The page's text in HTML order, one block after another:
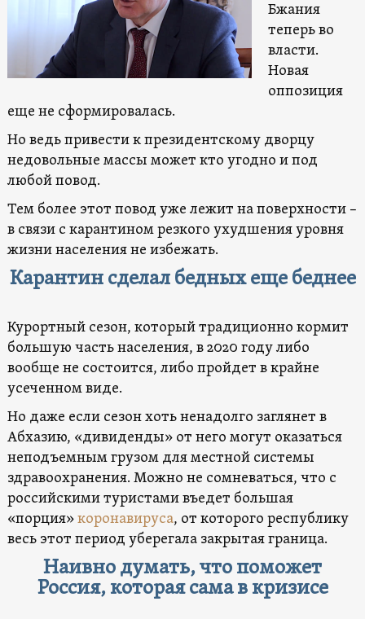
Бжания
теперь во
власти.
Новая
оппозиция
еще не сформировалась.
Но ведь привести к президентскому дворцу
недовольные массы может кто угодно и под
любой повод.
Тем более этот повод уже лежит на поверхности –
в связи с карантином резкого ухудшения уровня
жизни населения не избежать.
Карантин сделал бедных еще беднее
Курортный сезон, который традиционно кормит
большую часть населения, в 2020 году либо
вообще не состоится, либо пройдет в крайне
усеченном виде.
Но даже если сезон хоть ненадолго заглянет в
Абхазию, «дивиденды» от него могут оказаться
неподъемным грузом для местной системы
здравоохранения. Можно не сомневаться, что с
российскими туристами въедет большая
«порция»коронавируса, от которого республику
весь этот период уберегала закрытая граница.
Наивно думать, что поможет
Россия, которая сама в кризисе